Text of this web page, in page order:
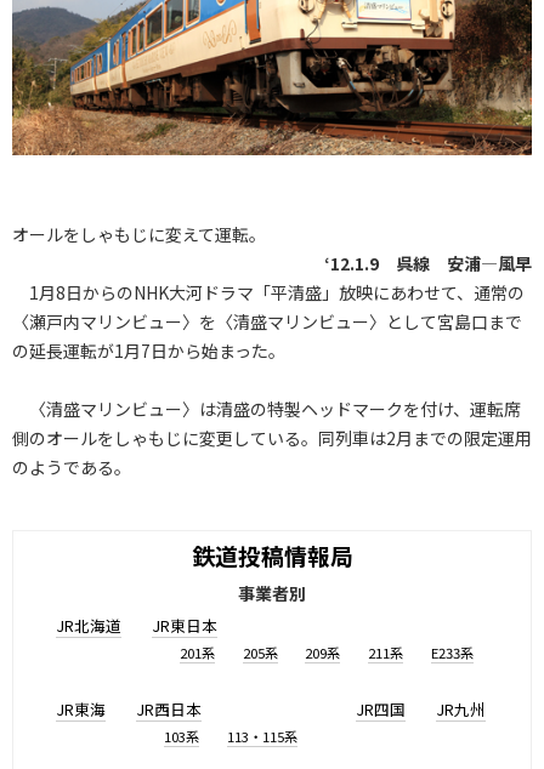
オールをしゃもじに変えて運転。
‘12.1.9 呉線 安浦―風早
1月8日からのNHK大河ドラマ「平清盛」放映にあわせて、通常の
〈瀬戸内マリンビュー〉を〈清盛マリンビュー〉として宮島口まで
の延長運転が1月7日から始まった。
〈清盛マリンビュー〉は清盛の特製ヘッドマークを付け、運転席
側のオールをしゃもじに変更している。同列車は2月までの限定運用
のようである。
鉄道投稿情報局
事業者別
JR北海道 JR東日本
201系 205系 209系 211系 E233系
JR東海 JR西日本
103系 113・115系
JR四国 JR九州